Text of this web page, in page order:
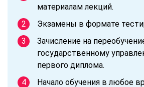
материалам лекций.
Экзамены в формате
Зачисление на
государственному
первого диплома.
Начало обучения в любое